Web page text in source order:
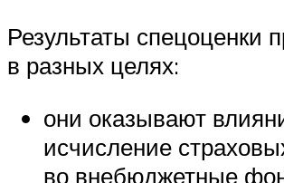
Результаты спецоценки
в разных целях:
они оказывают
исчисление
во внебюджетные